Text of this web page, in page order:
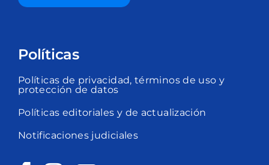
Políticas
Políticas de privacidad, términos de uso y
protección de datos
Políticas editoriales y de actualización
Notificaciones judiciales